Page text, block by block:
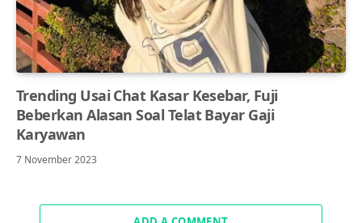
Trending Usai Chat Kasar Kesebar, Fuji
Beberkan Alasan Soal Telat Bayar Gaji
Karyawan
7 November 2023